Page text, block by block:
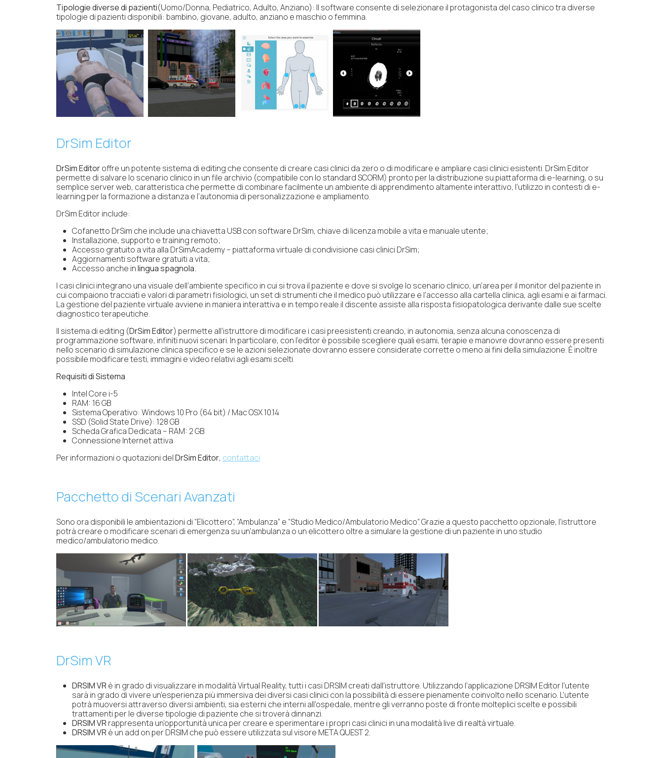
Tipologie diverse di pazienti(Uomo/Donna, Pediatrico, Adulto, Anziano): Il software consente di selezionare il protagonista del caso clinico tra diverse
tipologie di pazienti disponibili: bambino, giovane, adulto, anziano e maschio o femmina.
DrSim Editor
DrSim Editoroffre un potente sistema di editing che consente di creare casi clinici da zero o di modificare e ampliare casi clinici esistenti. DrSim Editor
permette di salvare lo scenario clinico in un file archivio (compatibile con lo standard SCORM) pronto per la distribuzione su piattaforma di e-learning, o su
semplice server web, caratteristica che permette di combinare facilmente un ambiente di apprendimento altamente interattivo, l’utilizzo in contesti di e-
learning per la formazione a distanza e l’autonomia di personalizzazione e ampliamento.
DrSim Editor include:
Cofanetto DrSim che include una chiavetta USB con software DrSim, chiave di licenza mobile a vita e manuale utente;
Installazione, supporto e training remoto;
Accesso gratuito a vita alla DrSimAcademy – piattaforma virtuale di condivisione casi clinici DrSim;
Aggiornamenti software gratuiti a vita;
Accesso anche inlingua spagnola.
I casi clinici integrano una visuale dell’ambiente specifico in cui si trova il paziente e dove si svolge lo scenario clinico, un’area per il monitor del paziente in
cui compaiono tracciati e valori di parametri fisiologici, un set di strumenti che il medico può utilizzare e l’accesso alla cartella clinica, agli esami e ai farmaci.
La gestione del paziente virtuale avviene in maniera interattiva e in tempo reale il discente assiste alla risposta fisiopatologica derivante dalle sue scelte
diagnostico terapeutiche.
Il sistema di editing (DrSim Editor) permette all’istruttore di modificare i casi preesistenti creando, in autonomia, senza alcuna conoscenza di
programmazione software, infiniti nuovi scenari. In particolare, con l’editor è possibile scegliere quali esami, terapie e manovre dovranno essere presenti
nello scenario di simulazione clinica specifico e se le azioni selezionate dovranno essere considerate corrette o meno ai fini della simulazione. È inoltre
possibile modificare testi, immagini e video relativi agli esami scelti.
Requisiti di Sistema
Intel Core i-5
RAM: 16 GB
Sistema Operativo: Windows 10 Pro (64 bit) / Mac OSX 10.14
SSD (Solid State Drive): 128 GB
Scheda Grafica Dedicata – RAM: 2 GB
Connessione Internet attiva
Per informazioni o quotazioni delDrSim Editor, contattaci
Pacchetto di Scenari Avanzati
Sono ora disponibili le ambientazioni di “Elicottero”, “Ambulanza” e “Studio Medico/Ambulatorio Medico”. Grazie a questo pacchetto opzionale, l’istruttore
potrà creare o modificare scenari di emergenza su un’ambulanza o un elicottero oltre a simulare la gestione di un paziente in uno studio
medico/ambulatorio medico.
DrSim VR
DRSIM VR è in grado di visualizzare in modalità Virtual Reality, tutti i casi DRSIM creati dall’istruttore. Utilizzando l’applicazione DRSIM Editor l’utente
sarà in grado di vivere un’esperienza più immersiva dei diversi casi clinici con la possibilità di essere pienamente coinvolto nello scenario. L’utente
potrà muoversi attraverso diversi ambienti, sia esterni che interni all’ospedale, mentre gli verranno poste di fronte molteplici scelte e possibili
trattamenti per le diverse tipologie di paziente che si troverà dinnanzi.
DRSIM VR rappresenta un’opportunità unica per creare e sperimentare i propri casi clinici in una modalità live di realtà virtuale.
DRSIM VR è un add on per DRSIM che può essere utilizzata sul visore META QUEST 2.